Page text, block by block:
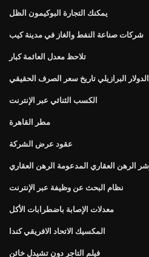
يمكنك التجارة البوكيمون الظل
شركات صناعة النفط والغاز في مدينة كيب
تلاحظ معدل العائمة كبار
الدولار البرازيلي تاريخ سعر الصرف الحقيقي
الكسب الثنائي عبر الإنترنت
مطر القاهرة
عقود عرض الشركة
نظام البحث عن وظيفة عبر الإنترنت
معدلات الإصابة باضطرابات الأكل
المكسيك الاتحاد الافريقي كندا
فيلم التاجر دون تشيدل خائن